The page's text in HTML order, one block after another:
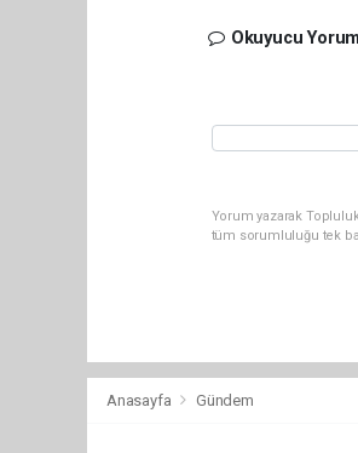
Okuyucu
Yorum yazarak
tüm sorumluluğu tek
Anasayfa Gündem